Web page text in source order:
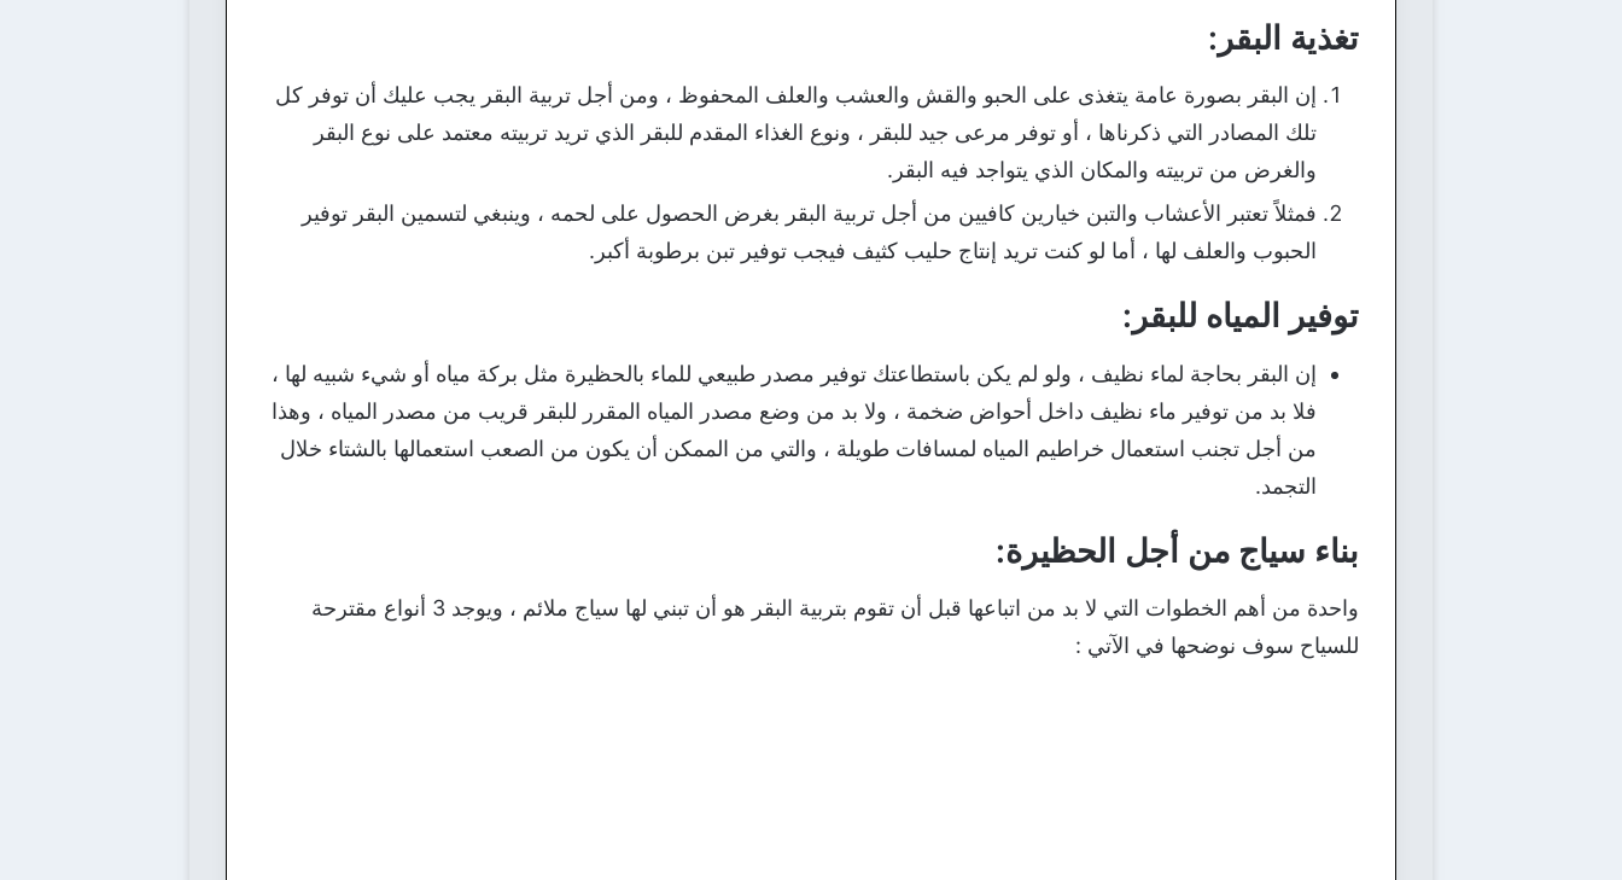
تغذية البقر:
إن البقر بصورة عامة يتغذى على الحبو والقش والعشب والعلف المحفوظ ، ومن أجل تربية البقر يجب عليك أن توفر كل
تلك المصادر التي ذكرناها ، أو توفر مرعى جيد للبقر ، ونوع الغذاء المقدم للبقر الذي تريد تربيته معتمد على نوع البقر
والغرض من تربيته والمكان الذي يتواجد فيه البقر.
فمثلاً تعتبر الأعشاب والتبن خيارين كافيين من أجل تربية البقر بغرض الحصول على لحمه ، وينبغي لتسمين البقر توفير
الحبوب والعلف لها ، أما لو كنت تريد إنتاج حليب كثيف فيجب توفير تبن برطوبة أكبر.
توفير المياه للبقر:
إن البقر بحاجة لماء نظيف ، ولو لم يكن باستطاعتك توفير مصدر طبيعي للماء بالحظيرة مثل بركة مياه أو شيء شبيه لها ،
فلا بد من توفير ماء نظيف داخل أحواض ضخمة ، ولا بد من وضع مصدر المياه المقرر للبقر قريب من مصدر المياه ، وهذا
من أجل تجنب استعمال خراطيم المياه لمسافات طويلة ، والتي من الممكن أن يكون من الصعب استعمالها بالشتاء خلال
التجمد.
بناء سياج من أجل الحظيرة:
واحدة من أهم الخطوات التي لا بد من اتباعها قبل أن تقوم بتربية البقر هو أن تبني لها سياج ملائم ، ويوجد 3 أنواع مقترحة
للسياح سوف نوضحها في الآتي :